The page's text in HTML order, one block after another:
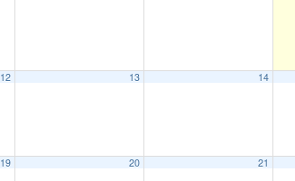
12 13 14
19 20 21